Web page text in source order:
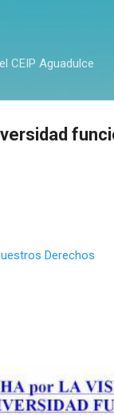
CEIP Aguadulce
Derechos